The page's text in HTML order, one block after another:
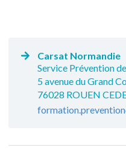
Carsat Normandie
Service Prévention
5 avenue du Grand
76028 ROUEN